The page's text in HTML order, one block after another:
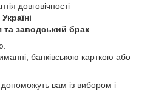
довговічності
та заводський брак
банківською карткою або
вам із вибором і